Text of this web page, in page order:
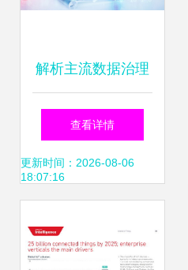
字化
解析主流数据治理
知识点 为何今年软
考新增了考查维
查看详情
更新时间：2026-08-06
18:07:16